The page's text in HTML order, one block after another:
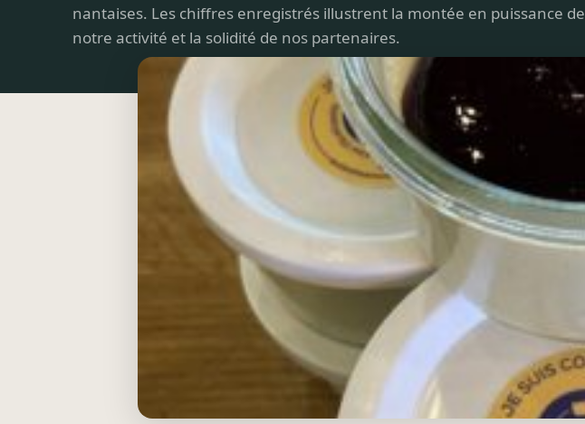
nantaises. Les chiffres enregistrés illustrent la montée en puissance de
notre activité et la solidité de nos partenaires.